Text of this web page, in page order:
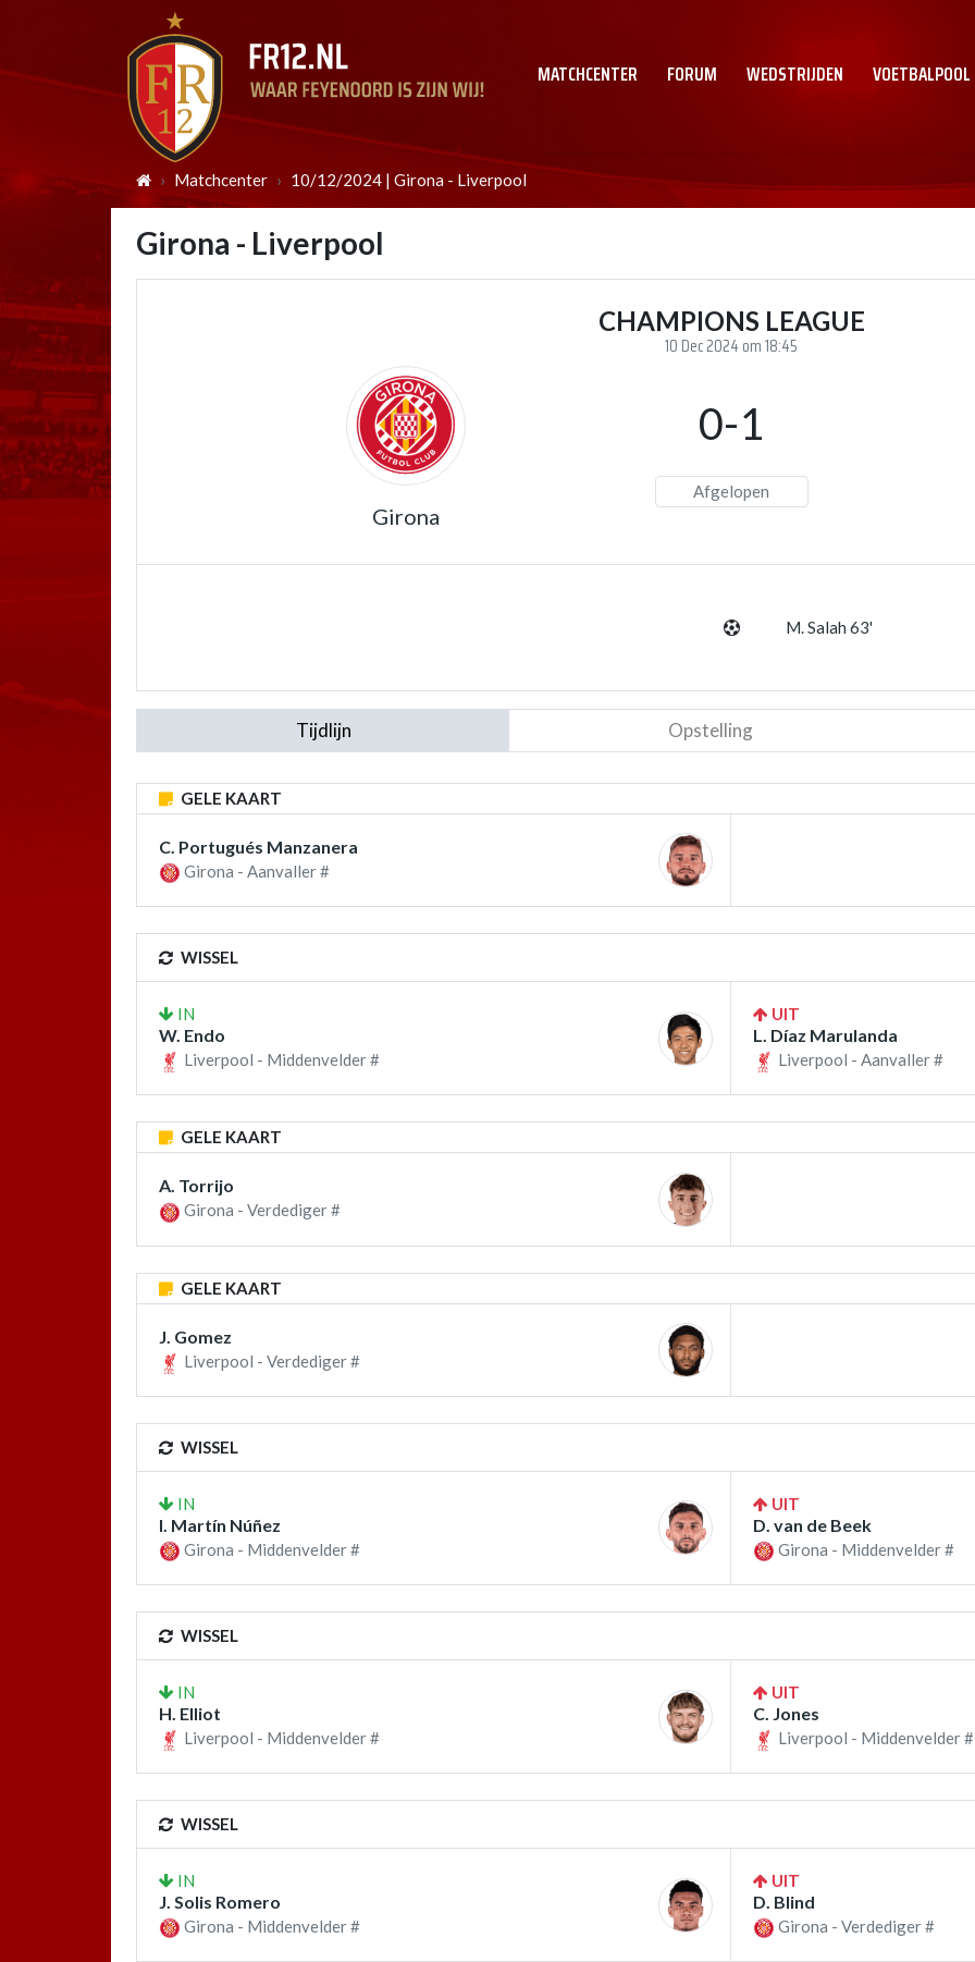
MATCHCENTER FORUM WEDSTRIJDEN VOETBALPOOL
Matchcenter 10/12/2024 | Girona - Liverpool
Girona - Liverpool
CHAMPIONS LEAGUE
10 Dec 2024 om 18:45
Girona
0-1
Afgelopen
M. Salah 63'
Tijdlijn Opstelling
GELE KAART
C. Portugués Manzanera
Girona - Aanvaller #
WISSEL
IN
W. Endo
Liverpool - Middenvelder #
UIT
L. Díaz Marulanda
Liverpool - Aanvaller #
GELE KAART
A. Torrijo
Girona - Verdediger #
GELE KAART
J. Gomez
Liverpool - Verdediger #
WISSEL
IN
I. Martín Núñez
Girona - Middenvelder #
UIT
D. van de Beek
Girona - Middenvelder #
WISSEL
IN
H. Elliot
Liverpool - Middenvelder #
UIT
C. Jones
Liverpool - Middenvelder #
WISSEL
IN
J. Solis Romero
Girona - Middenvelder #
UIT
D. Blind
Girona - Verdediger #